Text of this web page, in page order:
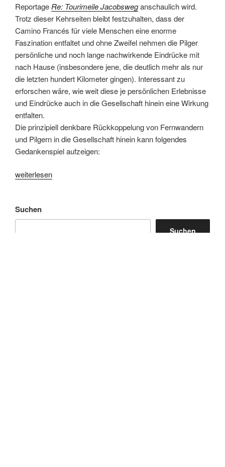
Reportage Re: Tourimeile Jacobsweganschaulich wird.
Trotz dieser Kehrseiten bleibt festzuhalten, dass der
Camino Francés für viele Menschen eine enorme
Faszination entfaltet und ohne Zweifel nehmen die Pilger
persönliche und noch lange nachwirkende Eindrücke mit
nach Hause (insbesondere jene, die deutlich mehr als nur
die letzten hundert Kilometer gingen). Interessant zu
erforschen wäre, wie weit diese je persönlichen Erlebnisse
und Eindrücke auch in die Gesellschaft hinein eine Wirkung
entfalten.
Die prinzipiell denkbare Rückkoppelung von Fernwandern
und Pilgern in die Gesellschaft hinein kann folgendes
Gedankenspiel aufzeigen:
„walking
weiterlesen
Suchen
Suchen